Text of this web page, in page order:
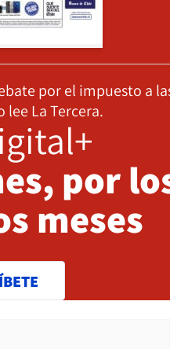
por el impuesto a
lee La Tercera.
por
meses